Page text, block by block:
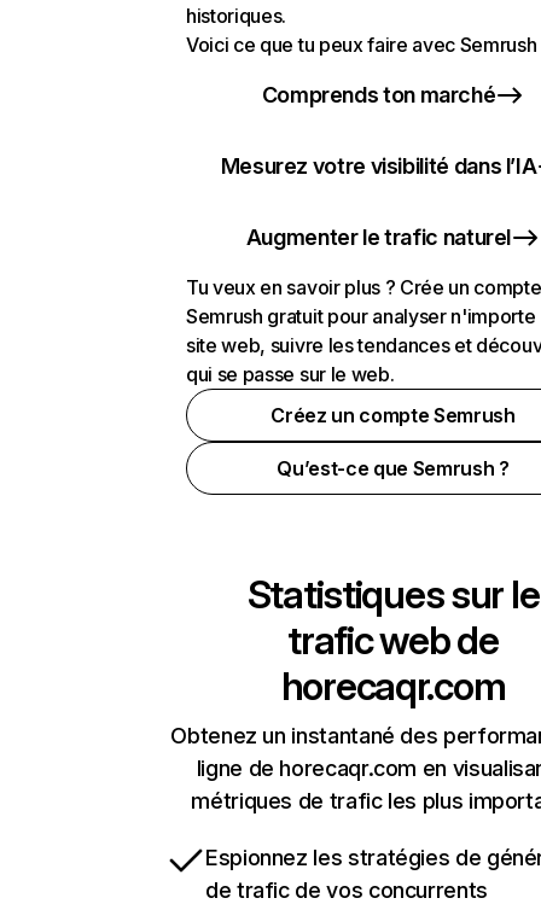
historiques.
Voici ce que tu peux faire avec Semrush
Comprends ton marché
Mesurez votre visibilité dans l’IA
Augmenter le trafic naturel
Tu veux en savoir plus ? Crée un compte
Semrush gratuit pour analyser n'importe
site web, suivre les tendances et
qui se passe sur le web.
Créez un compte Semrush
Qu’est-ce que Semrush ?
Statistiques sur le
trafic web de
horecaqr.com
Obtenez un instantané des
ligne de horecaqr.com en
métriques de trafic les plus
Espionnez les stratégies de
de trafic de vos concurrents